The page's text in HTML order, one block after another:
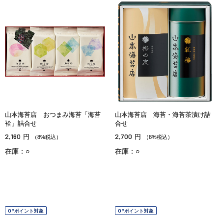
山本海苔店 おつまみ海苔「海苔
袷」詰合せ
2,160 円 （8%税込）
在庫：○
山本海苔店 海苔・海苔茶漬け詰
合せ
2,700 円 （8%税込）
在庫：○
OPポイント対象 OPポイント対象